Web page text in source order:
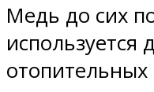
Медь до сих
используется
отопительных